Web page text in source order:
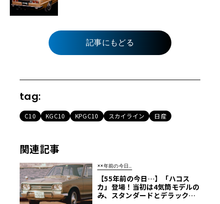
記事にもどる
tag:
C10 KGC10 KPGC10 スカイライン 日産
関連記事
××年前の今日…
【55年前の今日…】「ハコス
カ」登場！当初は4気筒モデルの
み、スタンダードとデラックス